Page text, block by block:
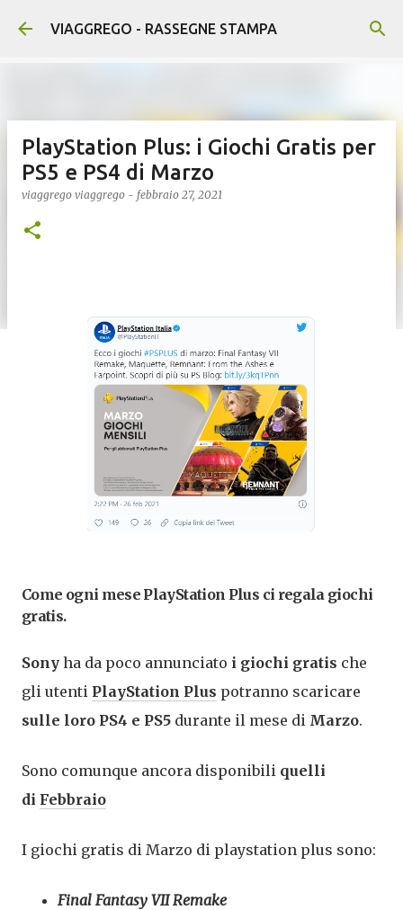
Passa ai contenuti principali
VIAGGREGO - RASSEGNE STAMPA
PlayStation Plus: i Giochi Gratis per
PS5 e PS4 di Marzo
viaggrego viaggrego - febbraio 27, 2021
Come ogni mese PlayStation Plus ci regala giochi
gratis.
Sony ha da poco annunciato i giochi gratis che
gli utenti PlayStation Plus potranno scaricare
sulle loro PS4 e PS5 durante il mese di Marzo.
Sono comunque ancora disponibili quelli
di Febbraio
I giochi gratis di Marzo di playstation plus sono:
Final Fantasy VII Remake